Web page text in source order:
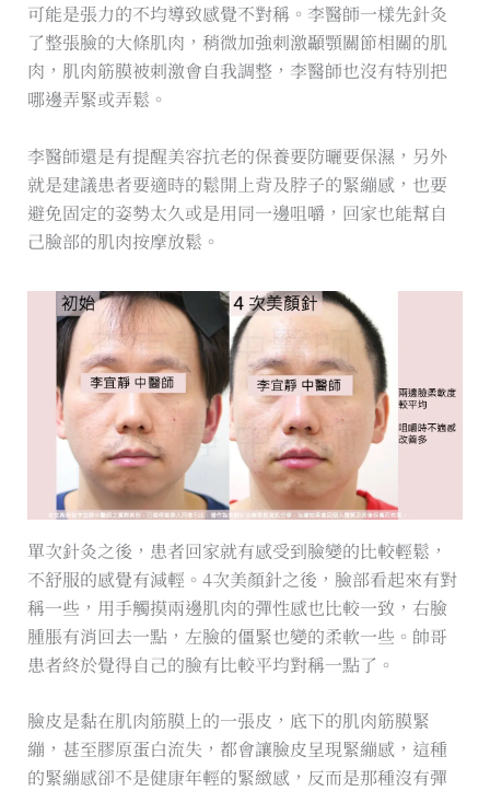
可能是張力的不均導致感覺不對稱。李醫師一樣先針灸
了整張臉的大條肌肉，稍微加強刺激顳顎關節相關的肌
肉，肌肉筋膜被刺激會自我調整，李醫師也沒有特別把
哪邊弄緊或弄鬆。
李醫師還是有提醒美容抗老的保養要防曬要保濕，另外
就是建議患者要適時的鬆開上背及脖子的緊繃感，也要
避免固定的姿勢太久或是用同一邊咀嚼，回家也能幫自
己臉部的肌肉按摩放鬆。
單次針灸之後，患者回家就有感受到臉變的比較輕鬆，
不舒服的感覺有減輕。4次美顏針之後，臉部看起來有對
稱一些，用手觸摸兩邊肌肉的彈性感也比較一致，右臉
腫脹有消回去一點，左臉的僵緊也變的柔軟一些。帥哥
患者終於覺得自己的臉有比較平均對稱一點了。
臉皮是黏在肌肉筋膜上的一張皮，底下的肌肉筋膜緊
繃，甚至膠原蛋白流失，都會讓臉皮呈現緊繃感，這種
的緊繃感卻不是健康年輕的緊緻感，反而是那種沒有彈